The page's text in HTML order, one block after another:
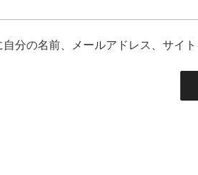
分の名前、メールアドレス、サイト